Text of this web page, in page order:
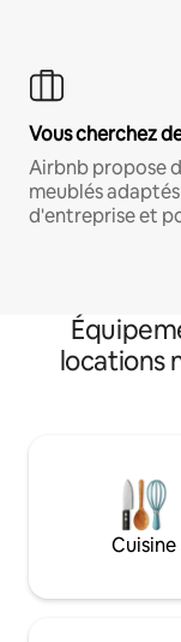
Vous cherchez
Airbnb propose
meublés
d'entreprise et
locations
Cuisine